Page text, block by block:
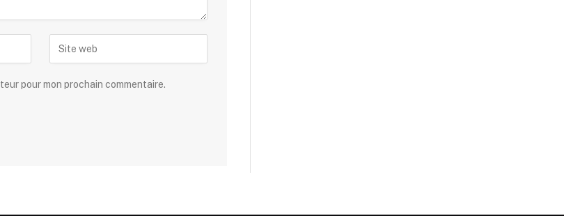
pour mon prochain commentaire.